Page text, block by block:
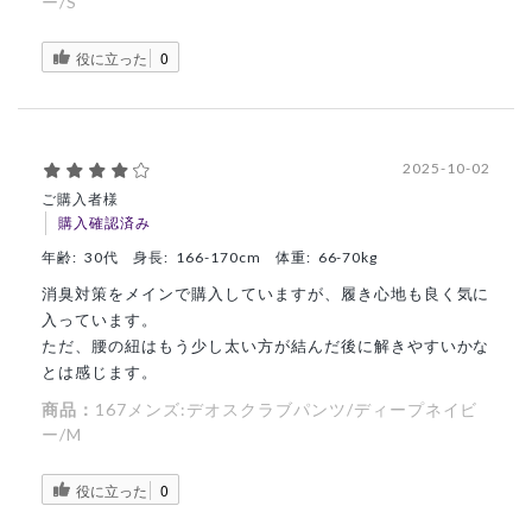
役に立った 0
ご購入者様
購入確認済み
2025-10-02
年齢: 30代 身長: 166-170cm 体重: 66-70kg
消臭対策をメインで購入していますが、履き心地も良く気に
入っています。
ただ、腰の紐はもう少し太い方が結んだ後に解きやすいかな
とは感じます。
商品： 167メンズ:デオスクラブパンツ/ディープネイビ
ー/M
役に立った 0